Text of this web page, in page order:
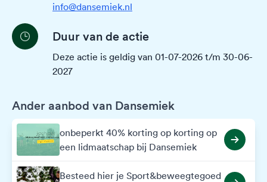
info@dansemiek.nl
Duur van de actie
Deze actie is geldig van 01-07-2026 t/m 30-06-
2027
Ander aanbod van Dansemiek
onbeperkt 40% korting op korting op
een lidmaatschap bij Dansemiek
Besteed hier je Sport&beweegtegoed